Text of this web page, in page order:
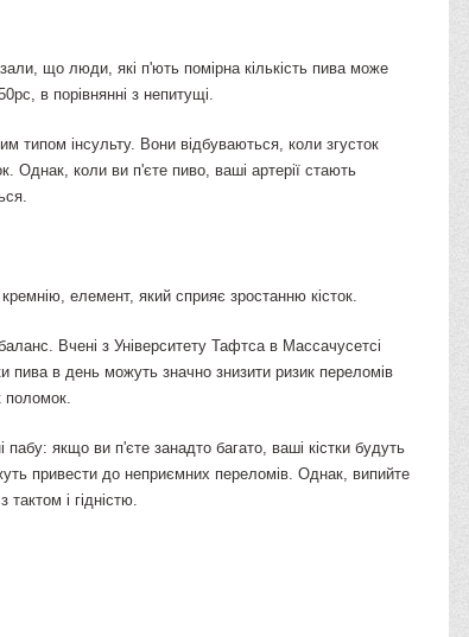
що люди, які п'ють помірна кількість пива може
в порівнянні з непитущі.
типом інсульту. Вони відбуваються, коли згусток
Однак, коли ви п'єте пиво, ваші артерії стають
елемент, який сприяє зростанню кісток.
Вчені з Університету Тафтса в Массачусетсі
пива в день можуть значно знизити ризик переломів
поломок.
пабу: якщо ви п'єте занадто багато, ваші кістки будуть
привести до неприємних переломів. Однак, випийте
тактом і гідністю.